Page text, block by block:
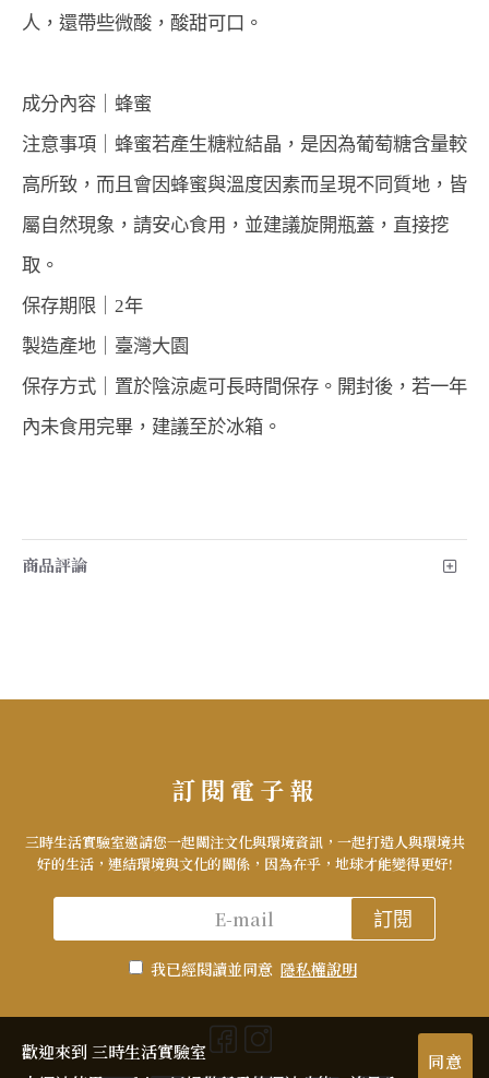
人，還帶些微酸，酸甜可口。
成分內容｜蜂蜜
注意事項｜蜂蜜若產生糖粒結晶，是因為葡萄糖含量較
高所致，而且會因蜂蜜與溫度因素而呈現不同質地，皆
屬自然現象，請安心食用，並建議旋開瓶蓋，直接挖
取。
保存期限｜2年
製造產地｜臺灣大園
保存方式｜置於陰涼處可長時間保存。開封後，若一年
內未食用完畢，建議至於冰箱。
商品評論
訂閱電子報
三時生活實驗室邀請您一起關注文化與環境資訊，一起打造人與環境共
好的生活，連結環境與文化的關係，因為在乎，地球才能變得更好!
訂閱
我已經閱讀並同意 隱私權說明
同意
歡迎來到 三時生活實驗室